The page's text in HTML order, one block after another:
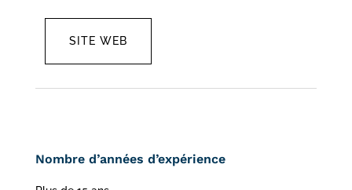
SITE WEB
Nombre d’années d’expérience